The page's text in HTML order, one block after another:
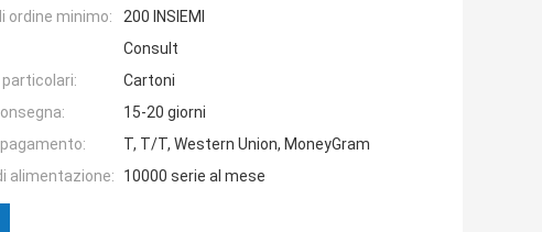
ordine minimo:
200 INSIEMI
Consult
particolari:
Cartoni
15-20 giorni
T, T/T, Western Union, MoneyGram
alimentazione:
10000 serie al mese